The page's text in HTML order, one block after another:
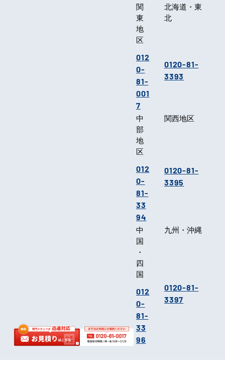
関
東
地
区
012
0-
81-
001
7
北海道・東
北
0120-81-
3393
中
部
地
区
012
0-
81-
33
94
関西地区
0120-81-
3395
中
国
・
四
国
012
0-
81-
33
96
九州・沖縄
0120-81-
3397